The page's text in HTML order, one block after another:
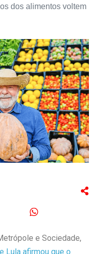
dos alimentos voltem
e Sociedade,
Lula afirmou que o